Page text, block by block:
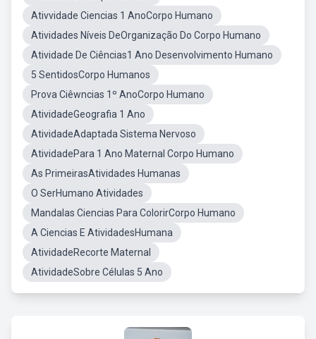
Ativvidade Ciencias 1 AnoCorpo Humano
Atividades Níveis DeOrganização Do Corpo Humano
Atividade De Ciências1 Ano Desenvolvimento Humano
5 SentidosCorpo Humanos
Prova Ciêwncias 1º AnoCorpo Humano
AtividadeGeografia 1 Ano
AtividadeAdaptada Sistema Nervoso
AtividadePara 1 Ano Maternal Corpo Humano
As PrimeirasAtividades Humanas
O SerHumano Atividades
Mandalas Ciencias Para ColorirCorpo Humano
A Ciencias E AtividadesHumana
AtividadeRecorte Maternal
AtividadeSobre Células 5 Ano